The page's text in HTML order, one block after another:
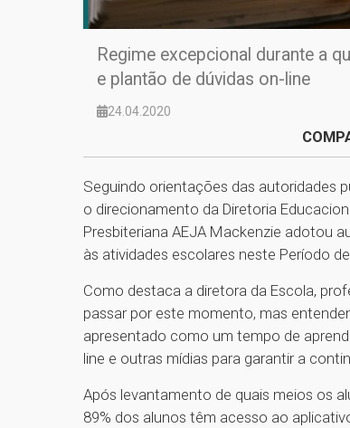
Regime excepcional durante a
e plantão de dúvidas on-line
24.04.2020
Seguindo orientações das autoridades
o direcionamento da Diretoria
Presbiteriana AEJA Mackenzie adotou
às atividades escolares neste Período
Como destaca a diretora da Escola,
passar por este momento, mas
apresentado como um tempo de
line e outras mídias para garantir a
Após levantamento de quais meios os
89% dos alunos têm acesso ao